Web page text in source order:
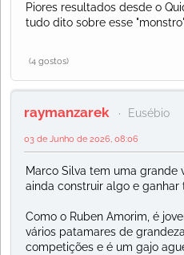
Piores resultados desde o
tudo dito sobre esse
(4 gostos)
raymanzarek Eusébio
03 de Junho de 2026, 08:06
Marco Silva tem uma grande
ainda construir algo e ganhar
Como o Ruben Amorim, é
vários patamares de
competições e é um gajo